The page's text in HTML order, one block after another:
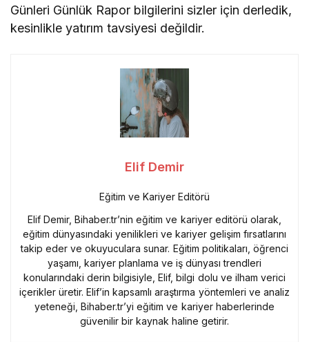
Günleri Günlük Rapor bilgilerini sizler için derledik,
kesinlikle yatırım tavsiyesi değildir.
Elif Demir
Eğitim ve Kariyer Editörü
Elif Demir, Bihaber.tr’nin eğitim ve kariyer editörü olarak,
eğitim dünyasındaki yenilikleri ve kariyer gelişim fırsatlarını
takip eder ve okuyuculara sunar. Eğitim politikaları, öğrenci
yaşamı, kariyer planlama ve iş dünyası trendleri
konularındaki derin bilgisiyle, Elif, bilgi dolu ve ilham verici
içerikler üretir. Elif’in kapsamlı araştırma yöntemleri ve analiz
yeteneği, Bihaber.tr’yi eğitim ve kariyer haberlerinde
güvenilir bir kaynak haline getirir.